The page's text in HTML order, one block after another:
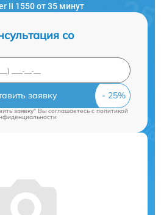
II 1550 от 35 минут
со
заявку
заявку" Вы соглашаетесь cполитикой